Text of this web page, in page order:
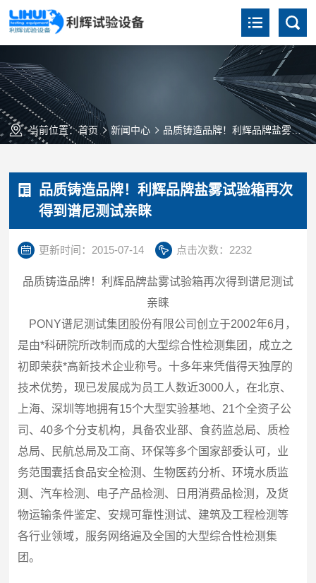
当前位置：首页 新闻中心 品质铸造品牌！利辉品牌盐雾试验箱再次得到谱尼测试亲睐
品质铸造品牌！利辉品牌盐雾试验箱再次
得到谱尼测试亲睐
更新时间：2015-07-14 点击次数：2232
品质铸造品牌！利辉品牌盐雾试验箱再次得到谱尼测试
亲睐
PONY谱尼测试集团股份有限公司创立于2002年6月，
是由*科研院所改制而成的大型综合性检测集团，成立之
初即荣获*高新技术企业称号。十多年来凭借得天独厚的
技术优势，现已发展成为员工人数近3000人，在北京、
上海、深圳等地拥有15个大型实验基地、 21个全资子公
司、40多个分支机构，具备农业部、食药监总局、质检
总局、民航总局及工商、环保等多个国家部委认可，业
务范围囊括食品安全检测、生物医药分析、环境水质监
测、汽车检测、电子产品检测、日用消费品检测，及货
物运输条件鉴定、安规可靠性测试、建筑及工程检测等
各行业领域，服务网络遍及全国的大型综合性检测集
团。